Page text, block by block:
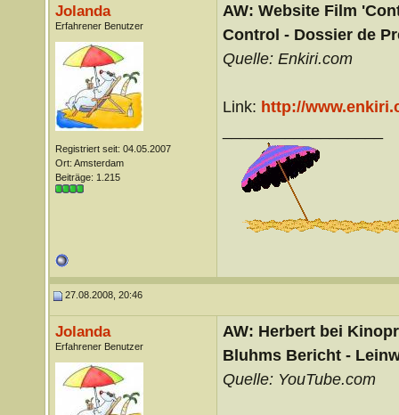
Jolanda
Erfahrener Benutzer
Registriert seit: 04.05.2007
Ort: Amsterdam
Beiträge: 1.215
AW: Website Film
Control - Dossier de
Quelle: Enkiri.com
Link: http://
27.08.2008, 20:46
Jolanda
Erfahrener Benutzer
AW: Herbert bei
Bluhms Bericht -
Quelle: YouTube.com